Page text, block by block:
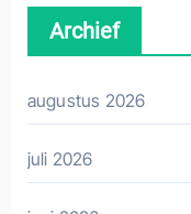
Archief
augustus 2026
juli 2026